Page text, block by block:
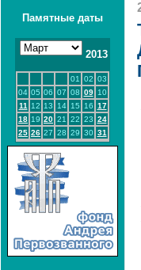
Памятные даты
2013
01 02 03
04 05 06 07 08 09 10
11
12 13 14 15 16 17
18 19 20 21 22 23 24
25 26 27 28 29 30 31